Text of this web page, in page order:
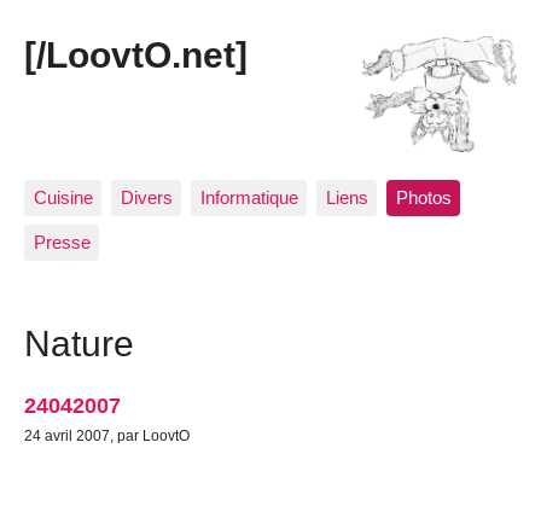
[/LoovtO.net]
Cuisine Divers Informatique Liens Photos
Presse
Nature
24042007
24 avril 2007, par LoovtO